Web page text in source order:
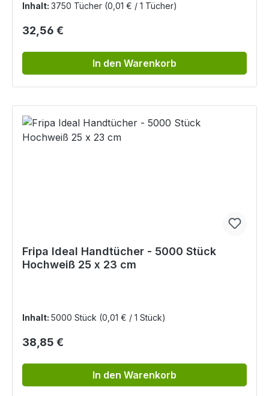
Inhalt: 3750 Tücher (0,01 € / 1 Tücher)
Regulärer Preis:
32,56 €
In den Warenkorb
Fripa Ideal Handtücher - 5000 Stück
Hochweiß 25 x 23 cm
Inhalt: 5000 Stück (0,01 € / 1 Stück)
Regulärer Preis:
38,85 €
In den Warenkorb